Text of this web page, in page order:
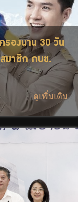
องนาน 30 วัน
มาชิก กบข.
ดูเพิ่มเติม